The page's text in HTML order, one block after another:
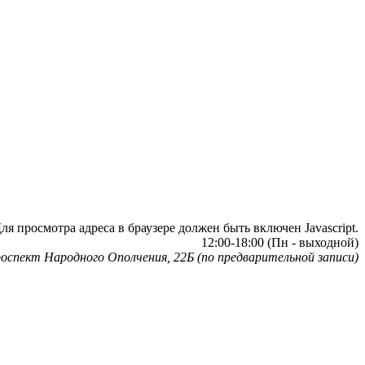
адреса в браузере должен быть включен Javascript.
12:00-18:00 (Пн - выходной)
Народного Ополчения, 22Б (по предварительной записи)